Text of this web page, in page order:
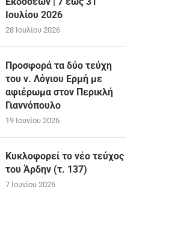
Ιουλίου 2026
28 Ιουλίου 2026
Προσφορά τα δύο τεύχη
του ν. Λόγιου Ερμή με
αφιέρωμα στον Περικλή
Γιαννόπουλο
19 Ιουνίου 2026
Κυκλοφορεί το νέο τεύχος
του Άρδην (τ. 137)
7 Ιουνίου 2026